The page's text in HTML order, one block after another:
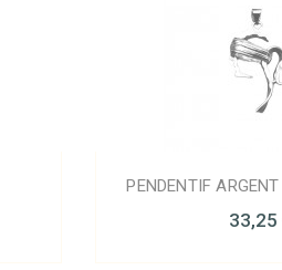
PENDENTIF
33,25